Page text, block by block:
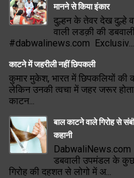
मानने से किया इंकार
दुल्हन के तेवर देख दुल्हे
वाली लडक़ी की
#dabwalinews.com Exclusiv...
काटने में जहरीली नहीं छिपकली
कुमार मुकेश, भारत में छिपकलियों की
लेकिन उनकी त्वचा में जहर जरूर
काटन...
बाल काटने वाले गिरोह से
कहानी
डबवाली उपमंडल के कुछ
गिरोह की दहशत से लोगो में अ...